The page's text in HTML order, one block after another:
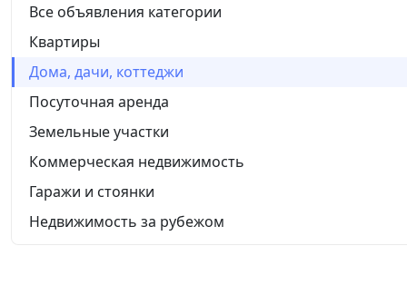
Все объявления категории
Квартиры
Дома, дачи, коттеджи
Посуточная аренда
Земельные участки
Коммерческая недвижимость
Гаражи и стоянки
Недвижимость за рубежом